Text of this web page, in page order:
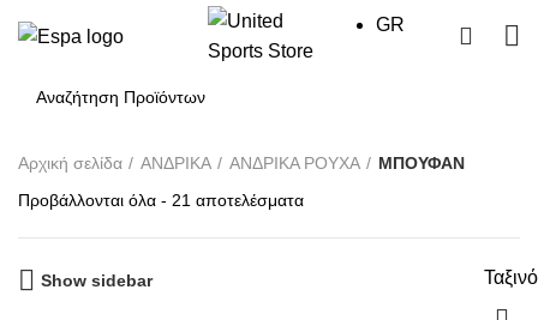
GR
Αρχική σελίδα ΑΝΔΡΙΚΑ ΑΝΔΡΙΚΑ ΡΟΥΧΑ
ΜΠΟΥΦΑΝ
Προβάλλονται όλα - 21 αποτελέσματαSorted
Show sidebar